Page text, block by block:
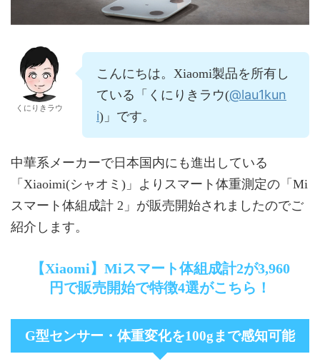
くにりきラウ
こんにちは。Xiaomi製品を所有し
ている「くにりきラウ(@lau1kun
i)」です。
中華系メーカーで日本国内にも進出している
「Xiaoimi(シャオミ)」よりスマート体重測定の「Mi
スマート体組成計 2」が販売開始されましたのでご
紹介します。
【Xiaomi】Miスマート体組成計2が3,960
円で販売開始で特徴4選がこちら！
G型センサー・体重変化を100gまで感知可能